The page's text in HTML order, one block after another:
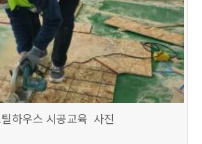
하우스 시공교육 사진